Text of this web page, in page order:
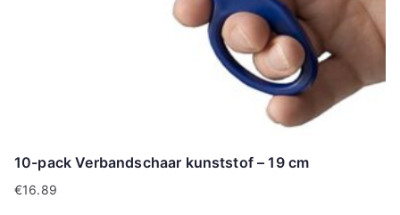
10-pack Verbandschaar kunststof – 19 cm
€16.89